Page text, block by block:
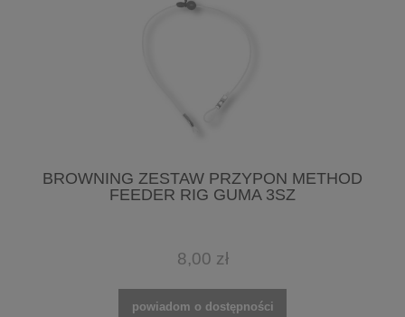
BROWNING ZESTAW PRZYPON METHOD
FEEDER RIG GUMA 3SZ
8,00 zł
powiadom o dostępności